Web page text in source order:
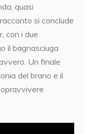
quasi
si conclude
con i due
il bagnasciuga
Un finale
del brano e il